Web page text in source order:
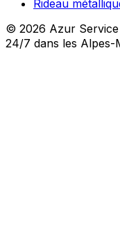
Rideau
© 2026 Azur
24/7 dans les Alpes-